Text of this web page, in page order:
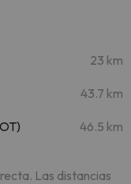
23 km
43.7 km
46.5 km
Las distancias